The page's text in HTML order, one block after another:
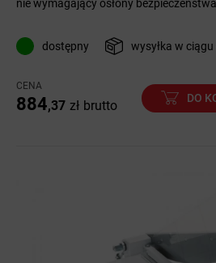
nie wymagający osłony
dostępny wysyłka w
CENA
884,37 zł brutto
DO